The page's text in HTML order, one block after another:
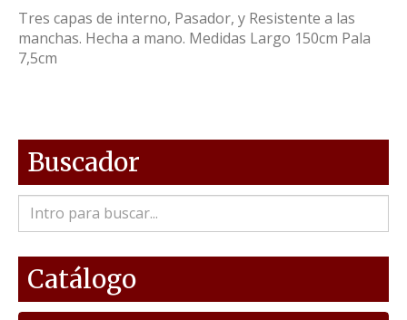
Tres capas de interno, Pasador, y Resistente a las
manchas. Hecha a mano. Medidas Largo 150cm Pala
7,5cm
Buscador
Catálogo